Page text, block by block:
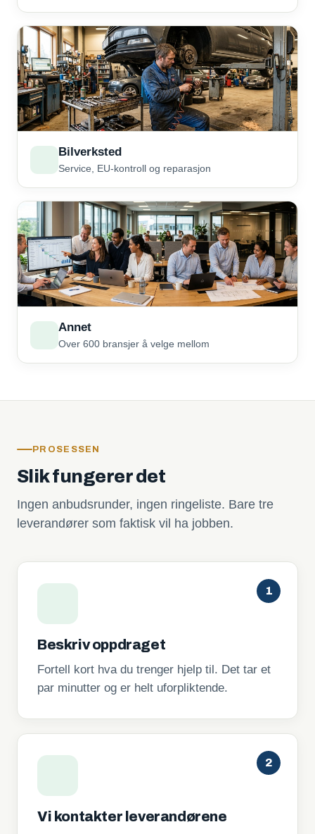
Bilverksted
Service, EU-kontroll og reparasjon
Annet
Over 600 bransjer å velge mellom
PROSESSEN
Slik fungerer det
Ingen anbudsrunder, ingen ringeliste. Bare tre
leverandører som faktisk vil ha jobben.
1
Beskriv oppdraget
Fortell kort hva du trenger hjelp til. Det tar et
par minutter og er helt uforpliktende.
2
Vi kontakter leverandørene